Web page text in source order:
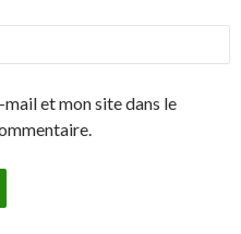
et mon site dans le